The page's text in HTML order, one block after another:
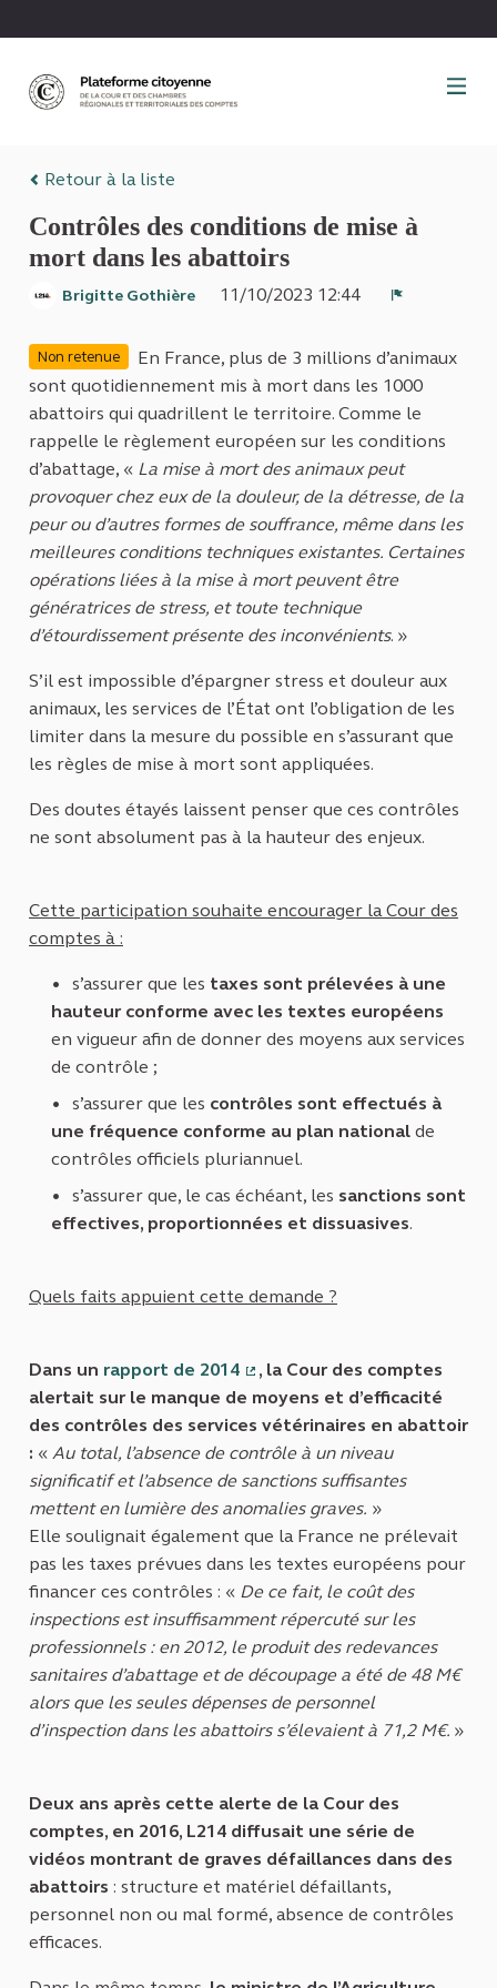
Retour à la liste
Contrôles des conditions de mise à
mort dans les abattoirs
Brigitte Gothière
11/10/2023 12:44
Non retenue
En France, plus de 3 millions d’animaux
sont quotidiennement mis à mort dans les 1000
abattoirs qui quadrillent le territoire. Comme le
rappelle le règlement européen sur les conditions
d’abattage, « La mise à mort des animaux peut
provoquer chez eux de la douleur, de la détresse, de la
peur ou d’autres formes de souffrance, même dans les
meilleures conditions techniques existantes. Certaines
opérations liées à la mise à mort peuvent être
génératrices de stress, et toute technique
d’étourdissement présente des inconvénients. »
S’il est impossible d’épargner stress et douleur aux
animaux, les services de l’État ont l’obligation de les
limiter dans la mesure du possible en s’assurant que
les règles de mise à mort sont appliquées.
Des doutes étayés laissent penser que ces contrôles
ne sont absolument pas à la hauteur des enjeux.
Cette participation souhaite encourager la Cour des
comptes à :
s’assurer que les taxes sont prélevées à une
hauteur conforme avec les textes européens
en vigueur afin de donner des moyens aux services
de contrôle ;
s’assurer que les contrôles sont effectués à
une fréquence conforme au plan national de
contrôles officiels pluriannuel.
s’assurer que, le cas échéant, les sanctions sont
effectives, proportionnées et dissuasives.
Quels faits appuient cette demande ?
Dans un rapport de 2014
(Lien externe)
, la Cour des comptes
alertait sur le manque de moyens et d’efficacité
des contrôles des services vétérinaires en abattoir
: « Au total, l’absence de contrôle à un niveau
significatif et l’absence de sanctions suffisantes
mettent en lumière des anomalies graves. »
Elle soulignait également que la France ne prélevait
pas les taxes prévues dans les textes européens pour
financer ces contrôles : « De ce fait, le coût des
inspections est insuffisamment répercuté sur les
professionnels : en 2012, le produit des redevances
sanitaires d’abattage et de découpage a été de 48 M€
alors que les seules dépenses de personnel
d’inspection dans les abattoirs s’élevaient à 71,2 M€. »
Deux ans après cette alerte de la Cour des
comptes, en 2016, L214 diffusait une série de
vidéos montrant de graves défaillances dans des
abattoirs : structure et matériel défaillants,
personnel non ou mal formé, absence de contrôles
efficaces.